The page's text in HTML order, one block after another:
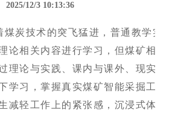
2025/12/3 10:13:36
煤炭技术的突飞猛进，普通教学实
论相关内容进行学习，但煤矿相
理论与实践、课内与课外、现实与
学习，掌握真实煤矿智能采掘工作
减轻工作上的紧张感，沉浸式体验